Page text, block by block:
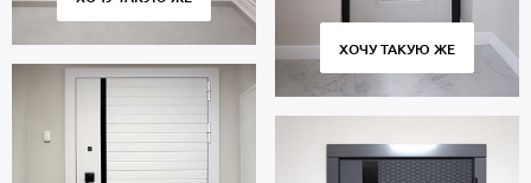
срок 5 лет.
ХОЧУ ТАКУЮ ЖЕ